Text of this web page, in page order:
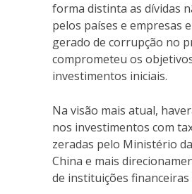
forma distinta as dívidas
pelos países e empresas
gerado de corrupção no
comprometeu os
investimentos iniciais.
Na visão mais atual,
nos investimentos com
zeradas pelo Ministério
China e mais
de instituições